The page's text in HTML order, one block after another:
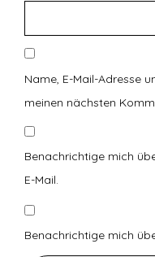
Name, E-Mail-Adresse
meinen nächsten
Benachrichtige mich
E-Mail.
Benachrichtige mich